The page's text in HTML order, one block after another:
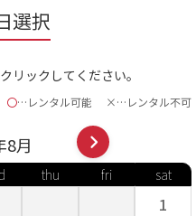
選択
リックしてください。
〇…レンタル可能 ×…レンタル不可
8月
thu fri sat
1